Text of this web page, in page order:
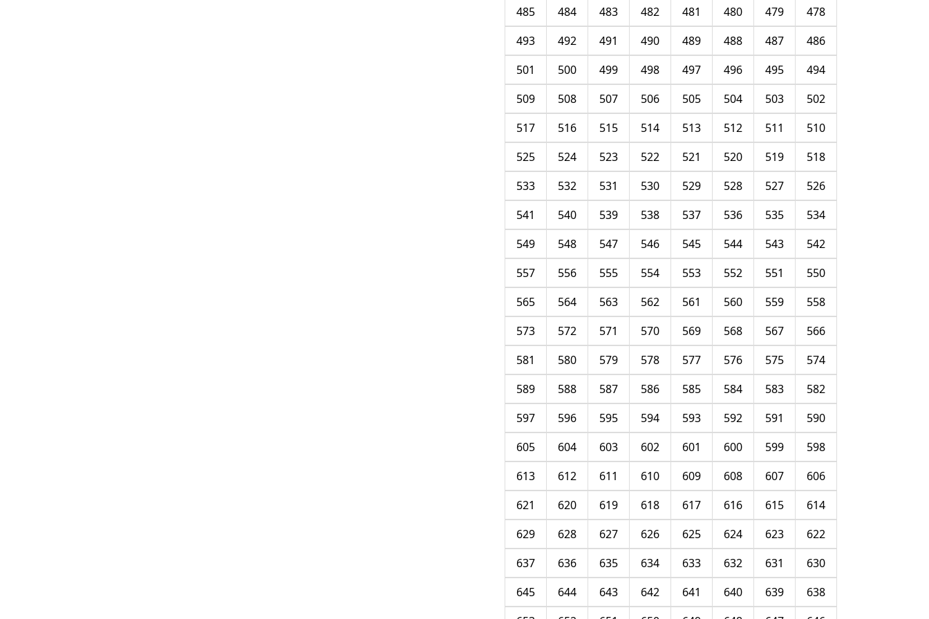
478
479
480
481
482
483
484
485
486
487
488
489
490
491
492
493
494
495
496
497
498
499
500
501
502
503
504
505
506
507
508
509
510
511
512
513
514
515
516
517
518
519
520
521
522
523
524
525
526
527
528
529
530
531
532
533
534
535
536
537
538
539
540
541
542
543
544
545
546
547
548
549
550
551
552
553
554
555
556
557
558
559
560
561
562
563
564
565
566
567
568
569
570
571
572
573
574
575
576
577
578
579
580
581
582
583
584
585
586
587
588
589
590
591
592
593
594
595
596
597
598
599
600
601
602
603
604
605
606
607
608
609
610
611
612
613
614
615
616
617
618
619
620
621
622
623
624
625
626
627
628
629
630
631
632
633
634
635
636
637
638
639
640
641
642
643
644
645